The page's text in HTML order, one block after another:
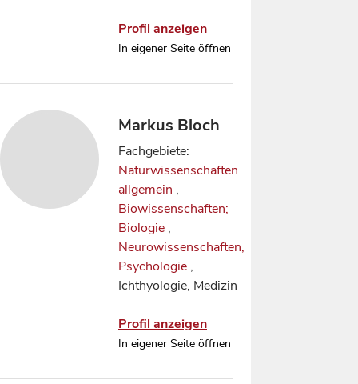
Profil anzeigen
In eigener Seite öffnen
Markus Bloch
Fachgebiete:
Naturwissenschaften
allgemein ,
Biowissenschaften;
Biologie ,
Neurowissenschaften,
Psychologie ,
Ichthyologie, Medizin
Profil anzeigen
In eigener Seite öffnen